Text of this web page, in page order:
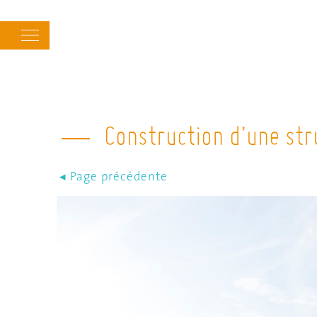
Main
navigation
Construction d’une